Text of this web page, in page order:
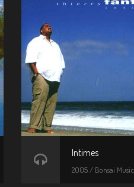
Intimes
2005 / Bonsai Music